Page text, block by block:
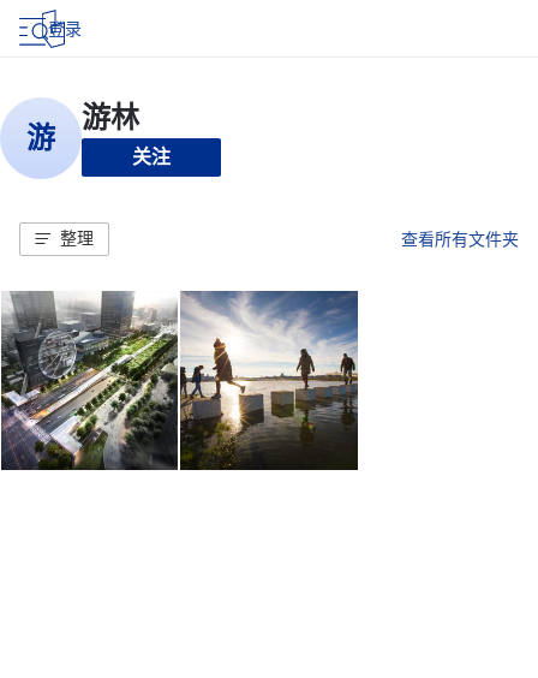
登录
关注
整理 查看所有文件夹